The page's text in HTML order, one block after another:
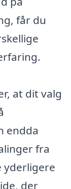
får du
at dit valg
endda
fra
yderligere
der